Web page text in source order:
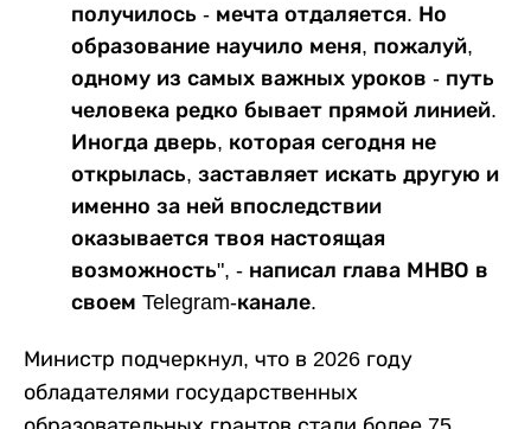
получилось - мечта отдаляется. Но
образование научило меня, пожалуй,
одному из самых важных уроков - путь
человека редко бывает прямой линией.
Иногда дверь, которая сегодня не
открылась, заставляет искать другую и
именно за ней впоследствии
оказывается твоя настоящая
возможность", - написал глава МНВО в
своем Telegram-канале.
Министр подчеркнул, что в 2026 году
обладателями государственных